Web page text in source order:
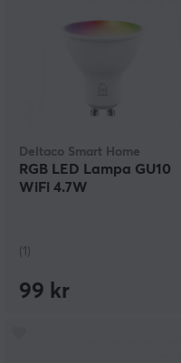
Deltaco Smart Home
RGB LED Lampa GU10
WiFi 4.7W
(1)
99 kr